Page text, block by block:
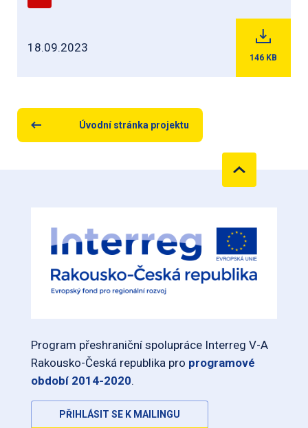
18.09.2023
146 KB
Úvodní stránka projektu
Program přeshraniční spolupráce Interreg V-A
Rakousko-Česká republika pro programové
období 2014-2020.
PŘIHLÁSIT SE K MAILINGU